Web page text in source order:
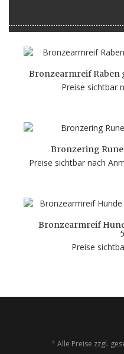
Bronzearmreif Raben
Preise sichtbar
Bronzering
Preise sichtbar nach
Bronzearmreif
Preise
* Alle Preise zzgl.